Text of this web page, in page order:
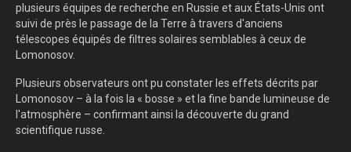
plusieurs équipes de recherche en Russie et aux États-Unis ont
suivi de près le passage de la Terre à travers d'anciens
télescopes équipés de filtres solaires semblables à ceux de
Lomonosov.
Plusieurs observateurs ont pu constater les effets décrits par
Lomonosov – à la fois la « bosse » et la fine bande lumineuse de
l'atmosphère – confirmant ainsi la découverte du grand
scientifique russe.